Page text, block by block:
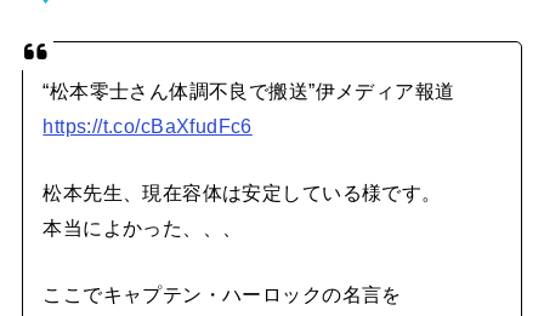
“松本零士さん体調不良で搬送”伊メディア報道
https://t.co/cBaXfudFc6
松本先生、現在容体は安定している様です。
本当によかった、、、
ここでキャプテン・ハーロックの名言を